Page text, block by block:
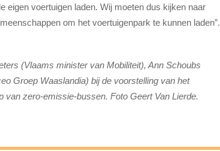
eigen voertuigen laden. Wij moeten dus kijken naar
om het voertuigenpark te kunnen laden”.
(Vlaams minister van Mobiliteit), Ann Schoubs
Groep Waaslandia) bij de voorstelling van het
zero-emissie-bussen. Foto Geert Van Lierde.